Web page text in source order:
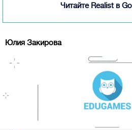
Читайте Realist в
Юлия Закирова